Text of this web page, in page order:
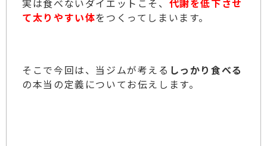
て太りやすい体をつくってしまいます。
そこで今回は、当ジムが考える しっかり食べる
の本当の定義についてお伝えします。